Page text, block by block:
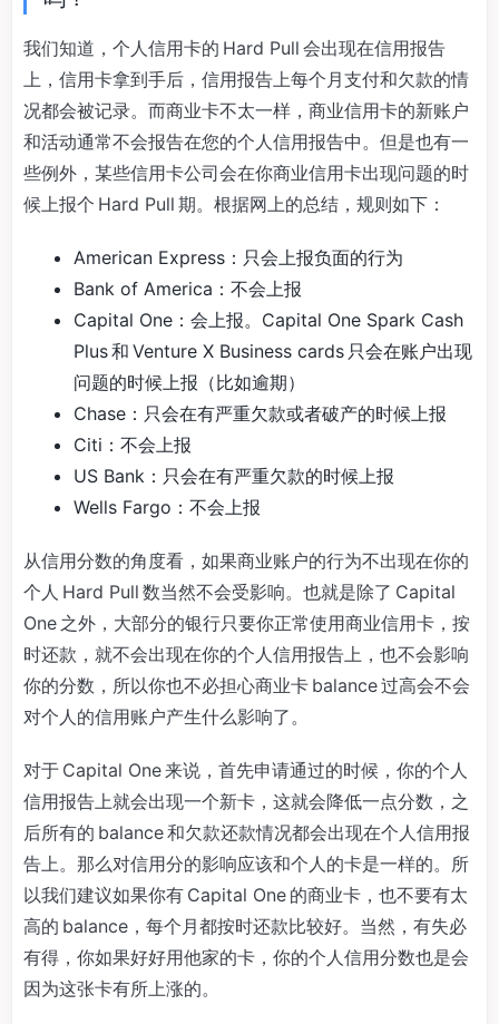
我们知道，个人信用卡的 Hard Pull 会出现在信用报告
上，信用卡拿到手后，信用报告上每个月支付和欠款的情
况都会被记录。而商业卡不太一样，商业信用卡的新账户
和活动通常不会报告在您的个人信用报告中。但是也有一
些例外，某些信用卡公司会在你商业信用卡出现问题的时
候上报个 Hard Pull 期。根据网上的总结，规则如下：
American Express：只会上报负面的行为
Bank of America：不会上报
Capital One：会上报。Capital One Spark Cash
Plus 和 Venture X Business cards 只会在账户出现
问题的时候上报（比如逾期）
Chase：只会在有严重欠款或者破产的时候上报
Citi：不会上报
US Bank：只会在有严重欠款的时候上报
Wells Fargo：不会上报
从信用分数的角度看，如果商业账户的行为不出现在你的
个人 Hard Pull 数当然不会受影响。也就是除了 Capital
One 之外，大部分的银行只要你正常使用商业信用卡，按
时还款，就不会出现在你的个人信用报告上，也不会影响
你的分数，所以你也不必担心商业卡 balance 过高会不会
对个人的信用账户产生什么影响了。
对于 Capital One 来说，首先申请通过的时候，你的个人
信用报告上就会出现一个新卡，这就会降低一点分数，之
后所有的 balance 和欠款还款情况都会出现在个人信用报
告上。那么对信用分的影响应该和个人的卡是一样的。所
以我们建议如果你有 Capital One 的商业卡，也不要有太
高的 balance，每个月都按时还款比较好。当然，有失必
有得，你如果好好用他家的卡，你的个人信用分数也是会
因为这张卡有所上涨的。